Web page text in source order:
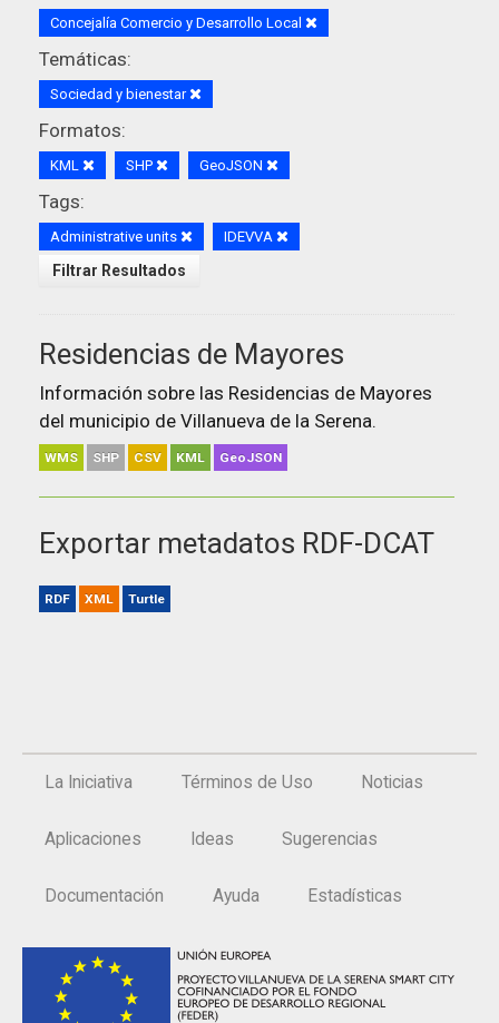
Concejalía Comercio y Desarrollo Local
Temáticas:
Sociedad y bienestar
Formatos:
KML SHP GeoJSON
Tags:
Administrative units IDEVVA
Filtrar Resultados
Residencias de Mayores
Información sobre las Residencias de Mayores
del municipio de Villanueva de la Serena.
WMS SHP CSV KML GeoJSON
Exportar metadatos RDF-DCAT
RDF XML Turtle
La Iniciativa Términos de Uso Noticias
Aplicaciones Ideas Sugerencias
Documentación Ayuda Estadísticas